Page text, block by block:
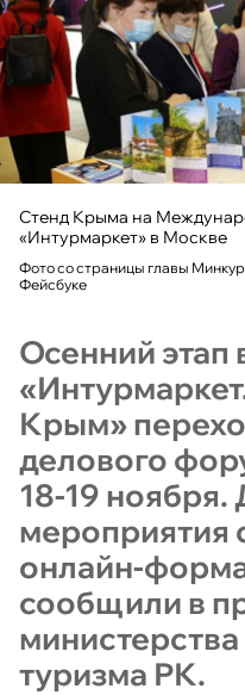
Стенд Крыма на
«Интурмаркет» в Москве
Фото со страницы главы
Фейсбуке
Осенний этап
Крым»
делового
18-19
мероприятия
онлайн-
сообщили в
туризма РК.